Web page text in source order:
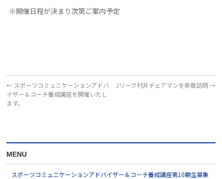
※開催日程が決まり次第ご案内予定
← スポーツコミュニケーションアドバ
イザー＆コーチ養成講座を開催いたし
ます。
Jリーグ村井チェアマンを表敬訪問 →
MENU
スポーツコミュニケーションアドバイザー＆コーチ養成講座第10期生募集